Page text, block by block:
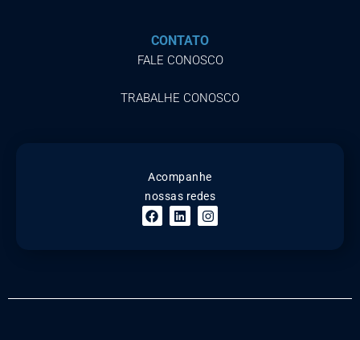
CONTATO
FALE CONOSCO
TRABALHE CONOSCO
Acompanhe
nossas redes